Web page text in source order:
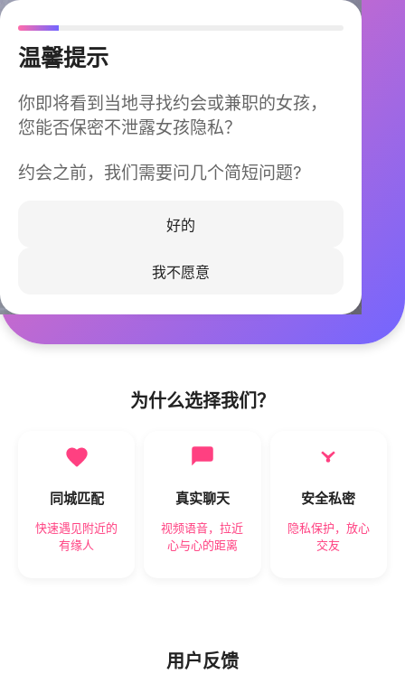
温馨提示
你即将看到当地寻找约会或兼职的女孩，
您能否保密不泄露女孩隐私？
约会之前，我们需要问几个简短问题?
好的
我不愿意
今晚不再孤单
同城快速匹配，马上认识身边的TA
立即下载
为什么选择我们？
同城匹配
快速遇见附近的
有缘人
真实聊天
视频语音，拉近
心与心的距离
安全私密
隐私保护，放心
交友
用户反馈